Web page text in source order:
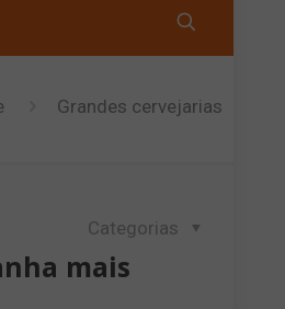
Grandes cervejarias
Categorias
mais